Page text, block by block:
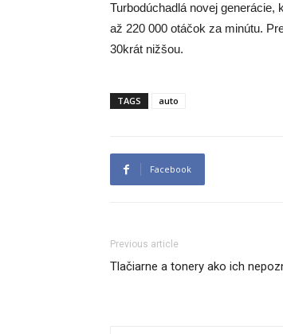
Turbodúchadlá novej generácie,
až 220 000 otáčok za minútu.
30krát nižšou.
TAGS auto
Facebook
Previous article
Tlačiarne a tonery ako ich